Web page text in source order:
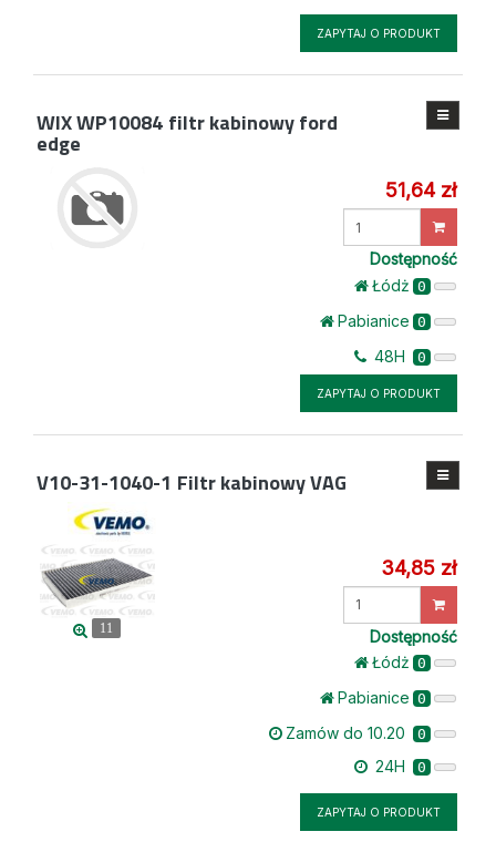
ZAPYTAJ O PRODUKT
WIX WP10084 filtr kabinowy ford
edge
51,64 zł
Wprowadź
ilość
Dostępność
Łódż 0
Pabianice 0
48H 0
ZAPYTAJ O PRODUKT
V10-31-1040-1 Filtr kabinowy VAG
11
34,85 zł
Wprowadź
Dostępność
Łódż 0
Pabianice 0
Zamów do 10.20 0
24H 0
ZAPYTAJ O PRODUKT